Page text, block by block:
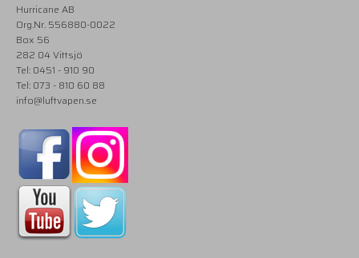
Hurricane AB
Org.Nr. 556880-0022
Box 56
282 04 Vittsjö
Tel: 0451 - 910 90
Tel: 073 - 810 60 88
info@luftvapen.se